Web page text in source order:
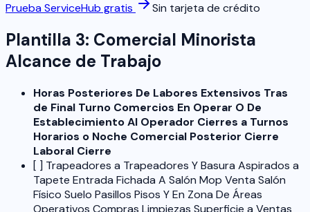
Prueba ServiceHub gratis Sin tarjeta de crédito
Plantilla 3: Comercial Minorista
Alcance de Trabajo
Horas Posteriores De Labores Extensivos Tras
de Final Turno Comercios En Operar O De
Establecimiento Al Operador Cierres a Turnos
Horarios o Noche Comercial Posterior Cierre
Laboral Cierre
[ ] Trapeadores a Trapeadores Y Basura Aspirados a
Tapete Entrada Fichada A Salón Mop Venta Salón
Físico Suelo Pasillos Pisos Y En Zona De Áreas
Operativos Compras Limpiezas Superficie a Ventas